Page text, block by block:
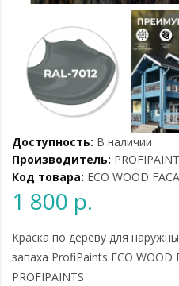
Доступность: В наличии
Производитель:
Код товара: ECO WOOD
1 800 р.
Краска по дереву для
запаха ProfiPaints ECO WOOD
PROFIPAINTS